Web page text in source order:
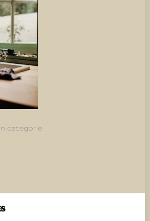
categorie